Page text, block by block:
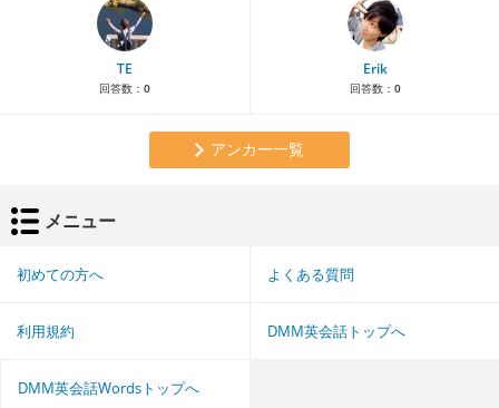
TE
回答数： 0
Erik
回答数： 0
アンカー一覧
メニュー
初めての方へ よくある質問
利用規約 DMM英会話トップへ
DMM英会話Wordsトップへ